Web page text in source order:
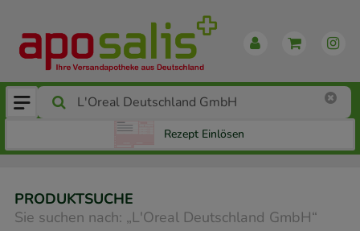
Rezept Einlösen
PRODUKTSUCHE
Sie suchen nach: „L'Oreal Deutschland GmbH“